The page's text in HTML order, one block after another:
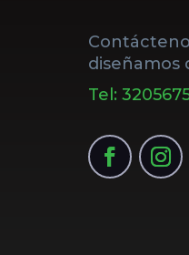
diseñamos
Tel: